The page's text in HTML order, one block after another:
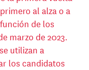
al alza o a
de los
marzo de 2023.
utilizan a
los candidatos